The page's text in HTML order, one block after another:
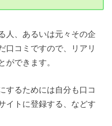
人、あるいは元々その企
口コミですので、リアリ
ができます。
するためには自分も口コ
イトに登録する、などす